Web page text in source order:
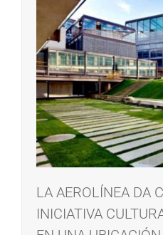
LA AEROLÍNEA DA
INICIATIVA